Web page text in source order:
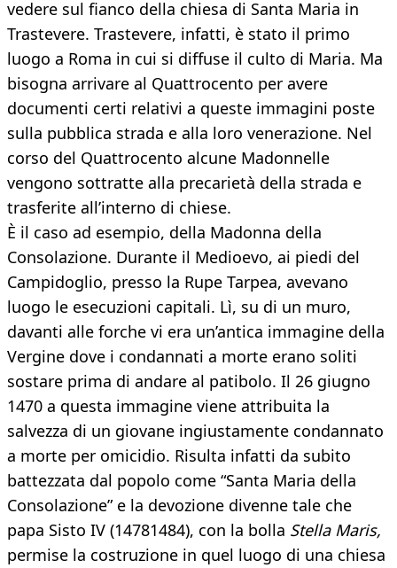
vedere sul fianco della chiesa di Santa Maria in
Trastevere. Trastevere, infatti, è stato il primo
luogo a Roma in cui si diffuse il culto di Maria. Ma
bisogna arrivare al Quattrocento per avere
documenti certi relativi a queste immagini poste
sulla pubblica strada e alla loro venerazione. Nel
corso del Quattrocento alcune Madonnelle
vengono sottratte alla precarietà della strada e
trasferite all’interno di chiese.
È il caso ad esempio, della Madonna della
Consolazione. Durante il Medioevo, ai piedi del
Campidoglio, presso la Rupe Tarpea, avevano
luogo le esecuzioni capitali. Lì, su di un muro,
davanti alle forche vi era un’antica immagine della
Vergine dove i condannati a morte erano soliti
sostare prima di andare al patibolo. Il 26 giugno
1470 a questa immagine viene attribuita la
salvezza di un giovane ingiustamente condannato
a morte per omicidio. Risulta infatti da subito
battezzata dal popolo come “Santa Maria della
Consolazione” e la devozione divenne tale che
papa Sisto IV (14781484), con la bolla Stella Maris,
permise la costruzione in quel luogo di una chiesa